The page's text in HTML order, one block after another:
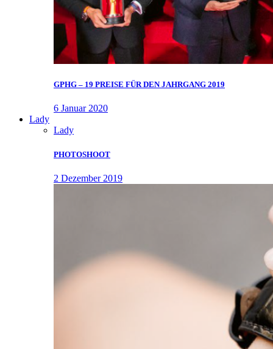
GPHG – 19 PREISE FÜR DEN JAHRGANG 2019
6 Januar 2020
Lady
Lady
PHOTOSHOOT
2 Dezember 2019